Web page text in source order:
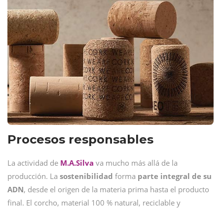
Procesos responsables
La actividad de M.A.Silva va mucho más allá de la
producción. La sostenibilidad forma parte integral de su
ADN, desde el origen de la materia prima hasta el producto
final. El corcho, material 100 % natural, reciclable y